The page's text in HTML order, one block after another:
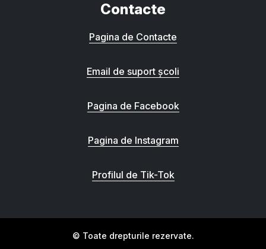
Contacte
Pagina de Contacte
Email de suport școli
Pagina de Facebook
Pagina de Instagram
Profilul de Tik-Tok
© Toate drepturile rezervate.